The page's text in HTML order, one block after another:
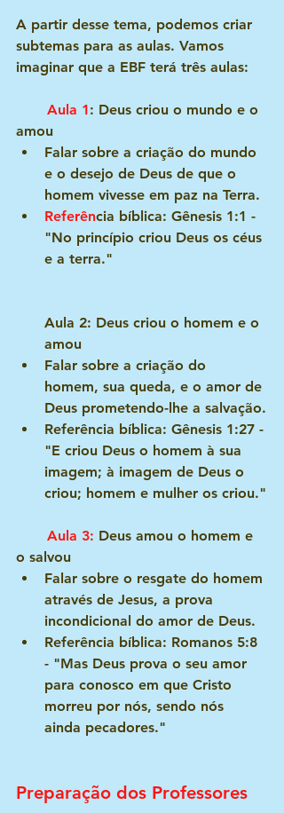
A partir desse tema, podemos criar
subtemas para as aulas. Vamos
imaginar que a EBF terá três aulas:
       Aula 1
: Deus criou o mundo e o
amou
Falar sobre a criação do mundo
e o desejo de Deus de que o
homem vivesse em paz na Terra.
Referência bíblica: Gênesis 1:1 -
"No princípio criou Deus os céus
e a terra."
Aula 2: Deus criou o homem e o
amou
Falar sobre a criação do
homem, sua queda, e o amor de
Deus prometendo-lhe a salvação.
Referência bíblica: Gênesis 1:27 -
"E criou Deus o homem à sua
imagem; à imagem de Deus o
criou; homem e mulher os criou."
Aula 3: Deus amou o homem e
o salvou
Falar sobre o resgate do homem
através de Jesus, a prova
incondicional do amor de Deus.
Referência bíblica: Romanos 5:8
- "Mas Deus prova o seu amor
para conosco em que Cristo
morreu por nós, sendo nós
ainda pecadores."
Preparação dos Professores